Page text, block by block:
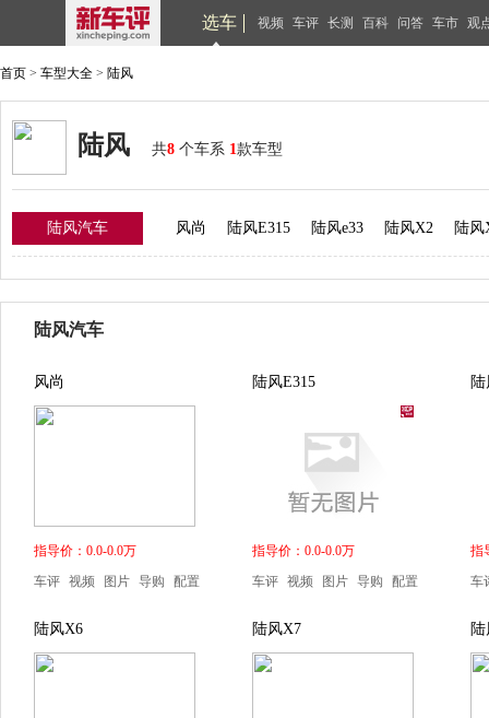
选车 视频 车评 长测 百科 问答 车市 观
首页 > 车型大全 > 陆风
陆风 共8 个车系 1款车型
陆风汽车 风尚 陆风E315 陆风e33 陆风X2 陆风
陆风汽车
风尚
指导价：0.0-0.0万
车评 视频 图片 导购 配置
陆风E315
指导价：0.0-0.0万
车评 视频 图片 导购 配置
陆
指
车
陆风X6 陆风X7